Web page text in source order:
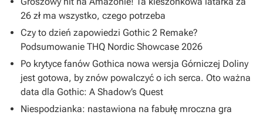
26 zł ma wszystko, czego potrzeba
Czy to dzień zapowiedzi Gothic 2 Remake?
Podsumowanie THQ Nordic Showcase 2026
Po krytyce fanów Gothica nowa wersja Górniczej Doliny
jest gotowa, by znów powalczyć o ich serca. Oto ważna
data dla Gothic: A Shadow’s Quest
Niespodzianka: nastawiona na fabułę mroczna gra